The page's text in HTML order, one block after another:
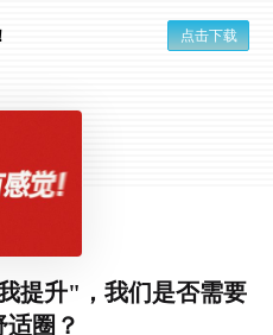
点击下载
提升"，我们是否需要
适圈？